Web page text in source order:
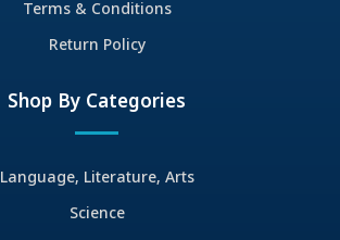
Terms & Conditions
Return Policy
Shop By Categories
Language, Literature, Arts
Science